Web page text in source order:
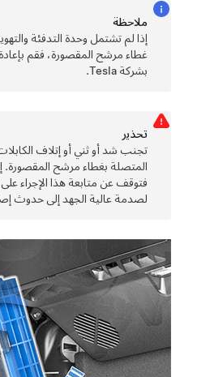
ملاحظة
غطاء مرشح المقصورة، فقم بإعادة
بشركة Tesla.
تحذﻳر
تجنب شد أو ثني أو إتلاف الكابلات
المتصلة بغطاء مرشح المقصورة. إذا
فتوقف عن متابعة هذا الإجراء على
لصدمة عالية الجهد إلى حدوث إصابة